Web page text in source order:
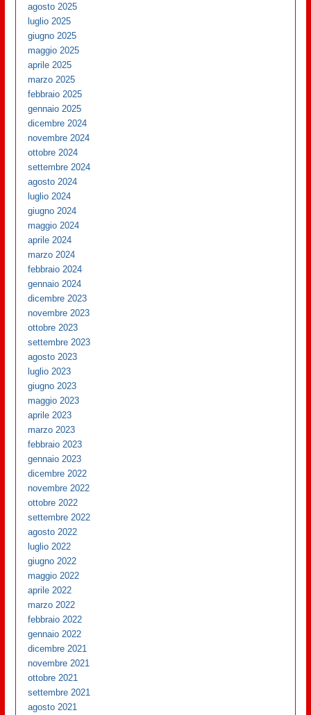
agosto 2025
luglio 2025
giugno 2025
maggio 2025
aprile 2025
marzo 2025
febbraio 2025
gennaio 2025
dicembre 2024
novembre 2024
ottobre 2024
settembre 2024
agosto 2024
luglio 2024
giugno 2024
maggio 2024
aprile 2024
marzo 2024
febbraio 2024
gennaio 2024
dicembre 2023
novembre 2023
ottobre 2023
settembre 2023
agosto 2023
luglio 2023
giugno 2023
maggio 2023
aprile 2023
marzo 2023
febbraio 2023
gennaio 2023
dicembre 2022
novembre 2022
ottobre 2022
settembre 2022
agosto 2022
luglio 2022
giugno 2022
maggio 2022
aprile 2022
marzo 2022
febbraio 2022
gennaio 2022
dicembre 2021
novembre 2021
ottobre 2021
settembre 2021
agosto 2021